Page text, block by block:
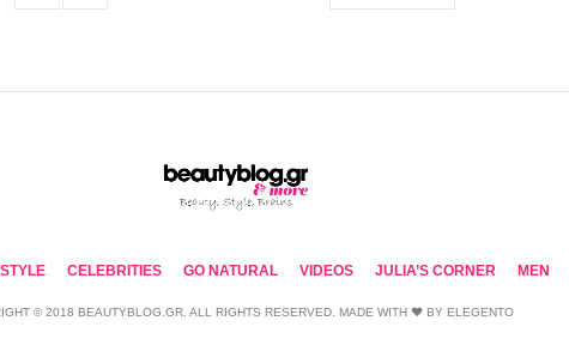
CELEBRITIES GO NATURAL VIDEOS JULIA’S CORNER MEN
© 2018 BEAUTYBLOG.GR. ALL RIGHTS RESERVED. MADE WITH ❤ BY ELEGENTO